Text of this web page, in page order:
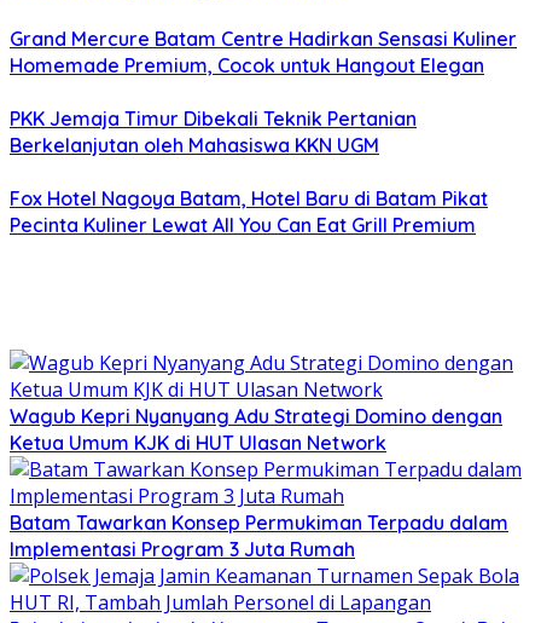
Grand Mercure Batam Centre Hadirkan Sensasi Kuliner
Homemade Premium, Cocok untuk Hangout Elegan
PKK Jemaja Timur Dibekali Teknik Pertanian
Berkelanjutan oleh Mahasiswa KKN UGM
Fox Hotel Nagoya Batam, Hotel Baru di Batam Pikat
Pecinta Kuliner Lewat All You Can Eat Grill Premium
Wagub Kepri Nyanyang Adu Strategi Domino dengan
Ketua Umum KJK di HUT Ulasan Network
Batam Tawarkan Konsep Permukiman Terpadu dalam
Implementasi Program 3 Juta Rumah